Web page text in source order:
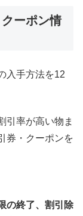
ーポン情
入手方法を12
引率が高い物ま
券・クーポンを
の終了、割引除